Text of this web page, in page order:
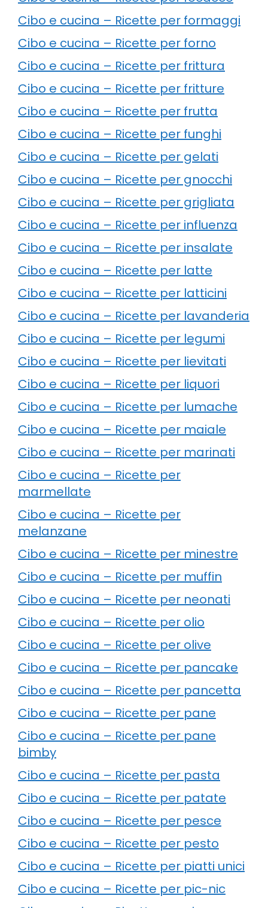
Cibo e cucina – Ricette per formaggi
Cibo e cucina – Ricette per forno
Cibo e cucina – Ricette per frittura
Cibo e cucina – Ricette per fritture
Cibo e cucina – Ricette per frutta
Cibo e cucina – Ricette per funghi
Cibo e cucina – Ricette per gelati
Cibo e cucina – Ricette per gnocchi
Cibo e cucina – Ricette per grigliata
Cibo e cucina – Ricette per influenza
Cibo e cucina – Ricette per insalate
Cibo e cucina – Ricette per latte
Cibo e cucina – Ricette per latticini
Cibo e cucina – Ricette per lavanderia
Cibo e cucina – Ricette per legumi
Cibo e cucina – Ricette per lievitati
Cibo e cucina – Ricette per liquori
Cibo e cucina – Ricette per lumache
Cibo e cucina – Ricette per maiale
Cibo e cucina – Ricette per marinati
Cibo e cucina – Ricette per
marmellate
Cibo e cucina – Ricette per
melanzane
Cibo e cucina – Ricette per minestre
Cibo e cucina – Ricette per muffin
Cibo e cucina – Ricette per neonati
Cibo e cucina – Ricette per olio
Cibo e cucina – Ricette per olive
Cibo e cucina – Ricette per pancake
Cibo e cucina – Ricette per pancetta
Cibo e cucina – Ricette per pane
Cibo e cucina – Ricette per pane
bimby
Cibo e cucina – Ricette per pasta
Cibo e cucina – Ricette per patate
Cibo e cucina – Ricette per pesce
Cibo e cucina – Ricette per pesto
Cibo e cucina – Ricette per piatti unici
Cibo e cucina – Ricette per pic-nic